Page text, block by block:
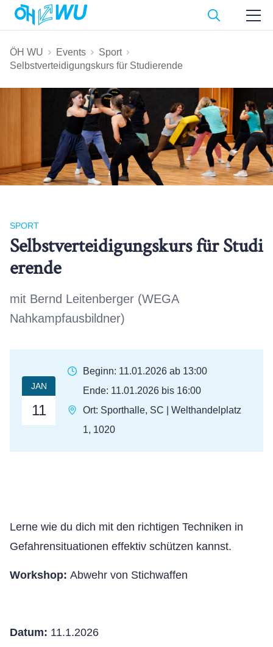
ÖH WU Events
Sport
Selbstverteidigungskurs für Studierende
SPORT
Selbstverteidigungskurs für Studi
erende
mit Bernd Leitenberger (WEGA
Nahkampfausbildner)
JAN
11
Beginn: 11.01.2026 ab 13:00
Ende: 11.01.2026 bis 16:00
Ort: Sporthalle, SC | Welthandelplatz
1, 1020
Lerne wie du dich mit den richtigen Techniken in
Gefahrensituationen effektiv schützen kannst.
Workshop: Abwehr von Stichwaffen
Datum: 11.1.2026